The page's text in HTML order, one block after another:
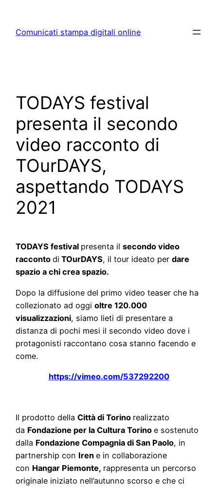
content
Comunicati stampa digitali online
TODAYS festival
presenta il secondo
video racconto di
TOurDAYS,
aspettando TODAYS
2021
TODAYS festival presenta il secondo video
racconto di TOurDAYS, il tour ideato per dare
spazio a chi crea spazio.
Dopo la diffusione del primo video teaser che ha
collezionato ad oggi oltre 120.000
visualizzazioni, siamo lieti di presentare a
distanza di pochi mesi il secondo video dove i
protagonisti raccontano cosa stanno facendo e
come.
https://vimeo.com/537292200
Il prodotto della Città di Torino realizzato
da Fondazione per la Cultura Torino e sostenuto
dalla Fondazione Compagnia di San Paolo, in
partnership con Iren e in collaborazione
con Hangar Piemonte, rappresenta un percorso
originale iniziato nell’autunno scorso e che ci